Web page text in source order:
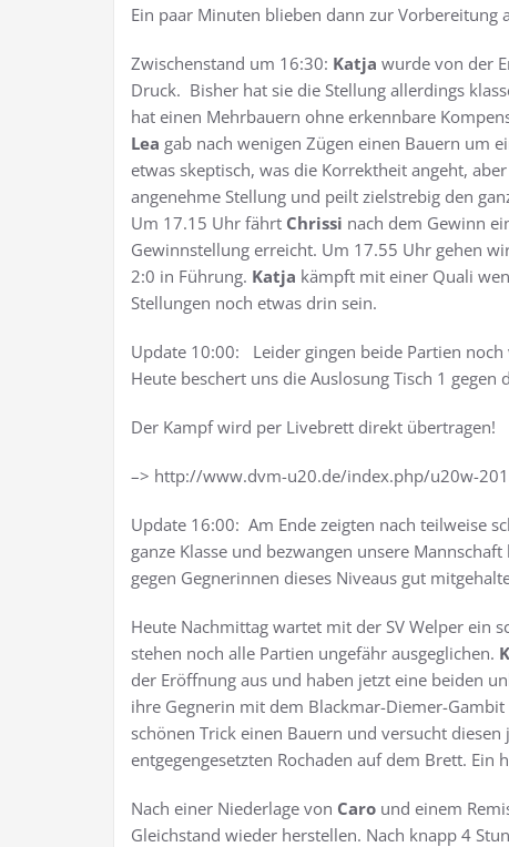
Ein paar Minuten blieben dann zur Vorbereitung
Zwischenstand um 16:30: Katja wurde von der
Druck. Bisher hat sie die Stellung allerdings
hat einen Mehrbauern ohne erkennbare
Lea gab nach wenigen Zügen einen Bauern um
etwas skeptisch, was die Korrektheit angeht,
angenehme Stellung und peilt zielstrebig den
Um 17.15 Uhr fährt Chrissi nach dem Gewinn
Gewinnstellung erreicht. Um 17.55 Uhr gehen
2:0 in Führung. Katja kämpft mit einer Quali
Stellungen noch etwas drin sein.
Update 10:00: Leider gingen beide Partien
Heute beschert uns die Auslosung Tisch 1
Der Kampf wird per Livebrett direkt übertragen!
–> http://www.dvm-u20.de/index.php/u20w-
Update 16:00: Am Ende zeigten nach teilweise
ganze Klasse und bezwangen unsere
gegen Gegnerinnen dieses Niveaus gut
Heute Nachmittag wartet mit der SV Welper ein
stehen noch alle Partien ungefähr ausgeglichen.
der Eröffnung aus und haben jetzt eine beiden
ihre Gegnerin mit dem Blackmar-Diemer-
schönen Trick einen Bauern und versucht
entgegengesetzten Rochaden auf dem Brett.
Nach einer Niederlage von Caro und einem
Gleichstand wieder herstellen. Nach knapp 4